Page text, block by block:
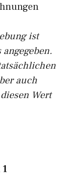
ist
auch
Wert